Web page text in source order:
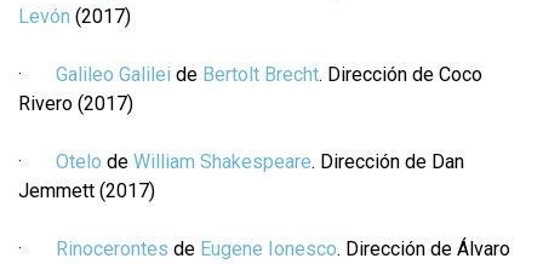
Levón (2017)
· Galileo Galilei de Bertolt Brecht. Dirección de Coco
Rivero (2017)
· Otelo de William Shakespeare. Dirección de Dan
Jemmett (2017)
· Rinocerontes de Eugene Ionesco. Dirección de Álvaro